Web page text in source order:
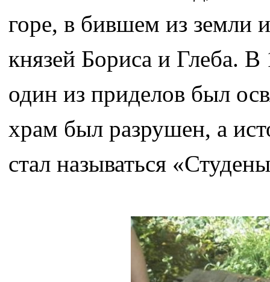
горе, в бившем из земли
князей Бориса и Глеба.
один из приделов был
храм был разрушен, а
стал называться